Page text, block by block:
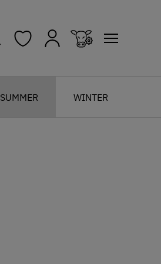
SUMMER WINTER